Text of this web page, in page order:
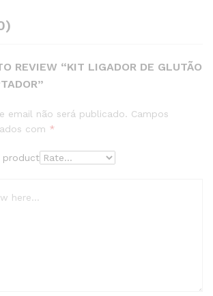
REVIEW “KIT LIGADOR DE GLUTÃO
email não será publicado. Campos
com *
product